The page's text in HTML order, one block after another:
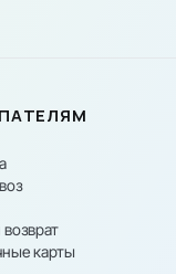
карты